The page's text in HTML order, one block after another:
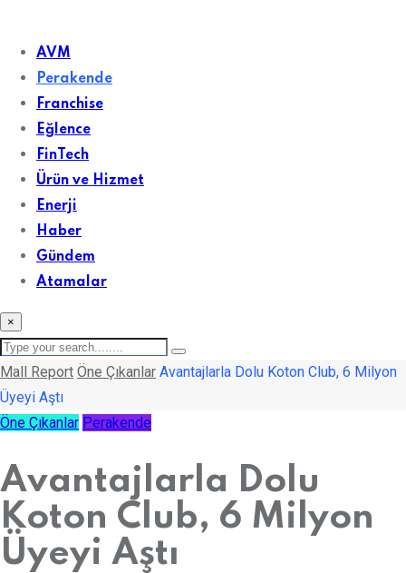
contentAVM
Perakende
Franchise
Eğlence
FinTech
Ürün ve Hizmet
Enerji
Haber
Gündem
Atamalar
×
Mall Report Öne Çıkanlar Avantajlarla Dolu Koton Club, 6 Milyon
Üyeyi Aştı
Öne Çıkanlar Perakende
Avantajlarla Dolu
Koton Club, 6 Milyon
Üyeyi Aştı